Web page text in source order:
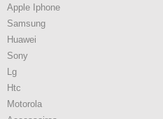
Apple Iphone
Samsung
Huawei
Sony
Lg
Htc
Motorola